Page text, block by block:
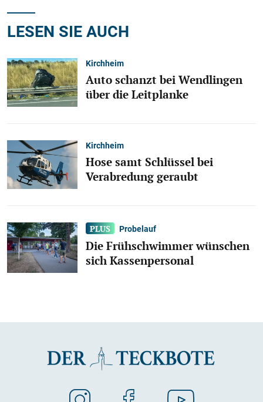
LESEN SIE AUCH
Kirchheim
Auto schanzt bei Wendlingen
über die Leitplanke
Kirchheim
Hose samt Schlüssel bei
Verabredung geraubt
Probelauf
Die Frühschwimmer wünschen
sich Kassenpersonal